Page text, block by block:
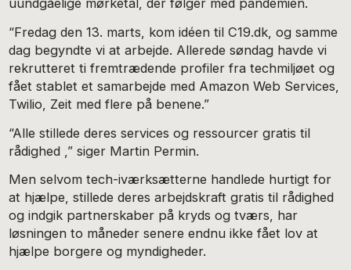
uundgåelige mørketal, der følger med pandemien.
“Fredag den 13. marts, kom idéen til C19.dk, og samme
dag begyndte vi at arbejde. Allerede søndag havde vi
rekrutteret ti fremtrædende profiler fra techmiljøet og
fået stablet et samarbejde med Amazon Web Services,
Twilio, Zeit med flere på benene.”
“Alle stillede deres services og ressourcer gratis til
rådighed ,” siger Martin Permin.
Men selvom tech-iværksætterne handlede hurtigt for
at hjælpe, stillede deres arbejdskraft gratis til rådighed
og indgik partnerskaber på kryds og tværs, har
løsningen to måneder senere endnu ikke fået lov at
hjælpe borgere og myndigheder.